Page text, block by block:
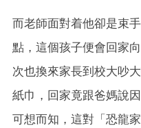
而老師面對着他卻是束
點，這個孩子便會回家
次也換來家長到校大吵
紙巾，回家竟跟爸媽說
可想而知，這對「恐龍